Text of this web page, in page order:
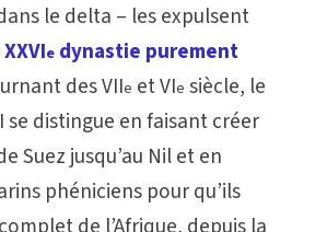
le delta – les expulsent
e dynastie purement
des VIIe et VIe siècle, le
distingue en faisant créer
Suez jusqu’au Nil et en
phéniciens pour qu’ils